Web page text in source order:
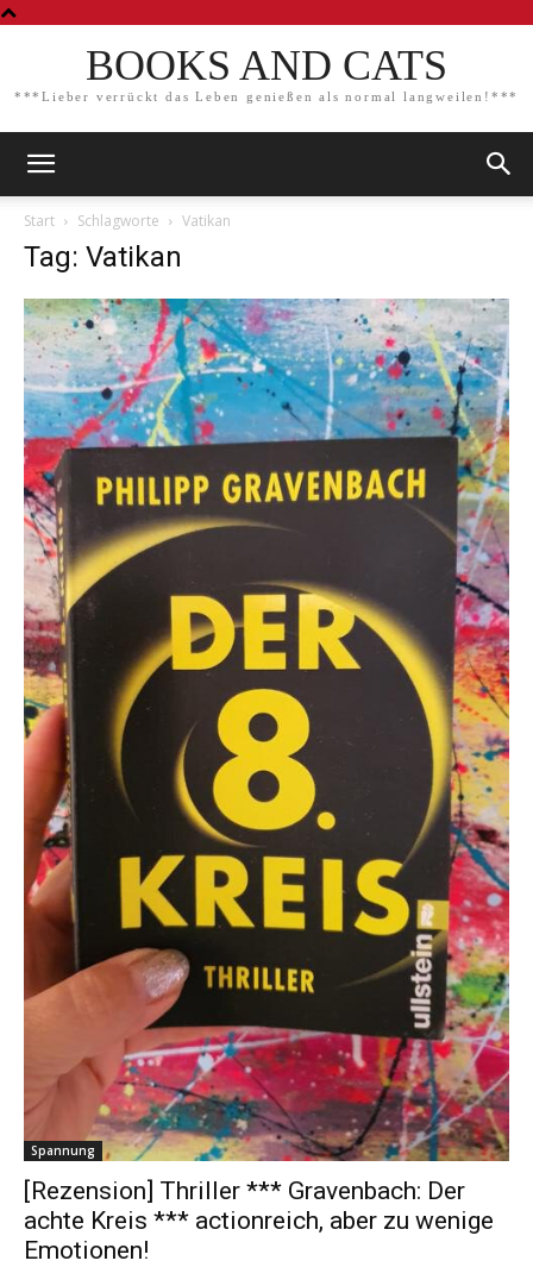
BOOKS AND CATS
***Lieber verrückt das Leben genießen als normal langweilen!***
Start Schlagworte Vatikan
Tag: Vatikan
Spannung
[Rezension] Thriller *** Gravenbach: Der
achte Kreis *** actionreich, aber zu wenige
Emotionen!